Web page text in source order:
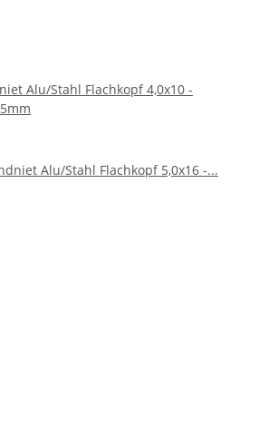
Alu/Stahl Flachkopf 4,0x10 -